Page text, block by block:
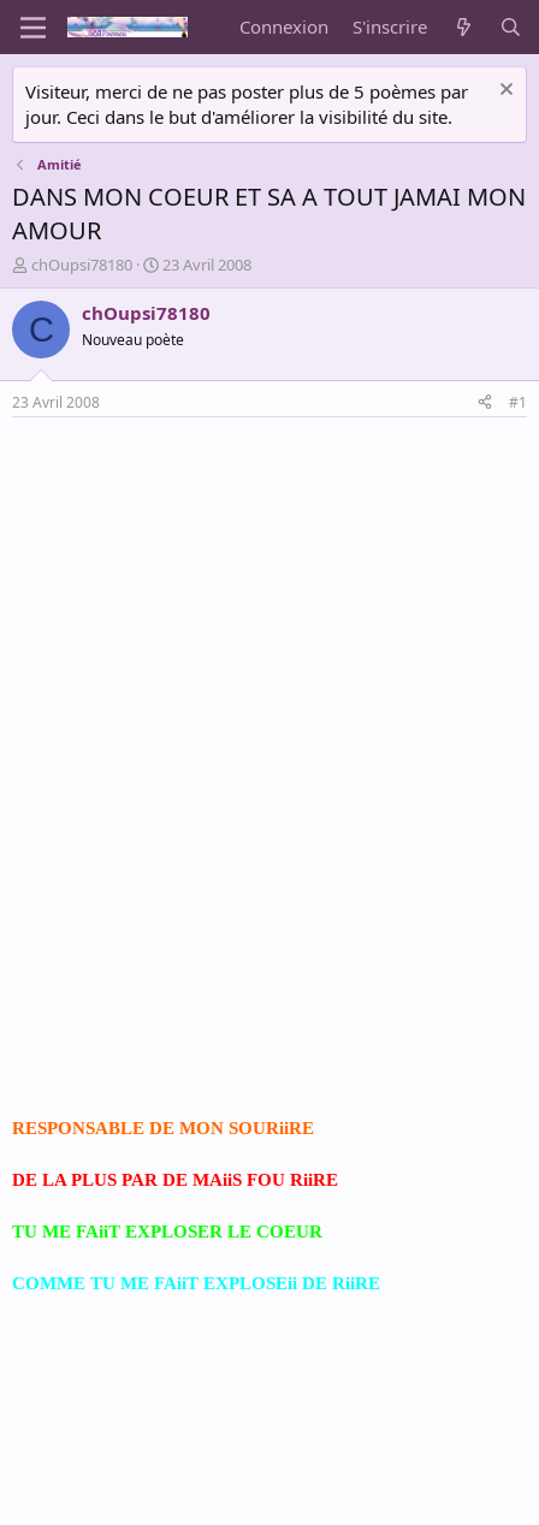
Connexion S'inscrire
Visiteur, merci de ne pas poster plus de 5 poèmes par
jour. Ceci dans le but d'améliorer la visibilité du site.
Amitié
DANS MON COEUR ET SA A TOUT JAMAI MON
AMOUR
A
u
t
e
r
d
e
chOupsi78180
D
a
t
e
d
é
23 Avril 2008
C chOupsi78180
Nouveau poète
23 Avril 2008 #1
RESPONSABLE DE MON SOURiiRE
DE LA PLUS PAR DE MAiiS FOU RiiRE
TU ME FAiiT EXPLOSER LE COEUR
COMME TU ME FAiiT EXPLOSEii DE RiiRE